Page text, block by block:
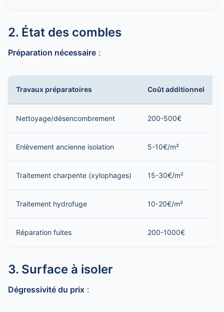
2. État des combles
Préparation nécessaire :
Travaux préparatoires Coût additionnel
Nettoyage/désencombrement 200-500€
Enlèvement ancienne isolation 5-10€/m²
Traitement charpente (xylophages) 15-30€/m²
Traitement hydrofuge 10-20€/m²
Réparation fuites 200-1000€
3. Surface à isoler
Dégressivité du prix :